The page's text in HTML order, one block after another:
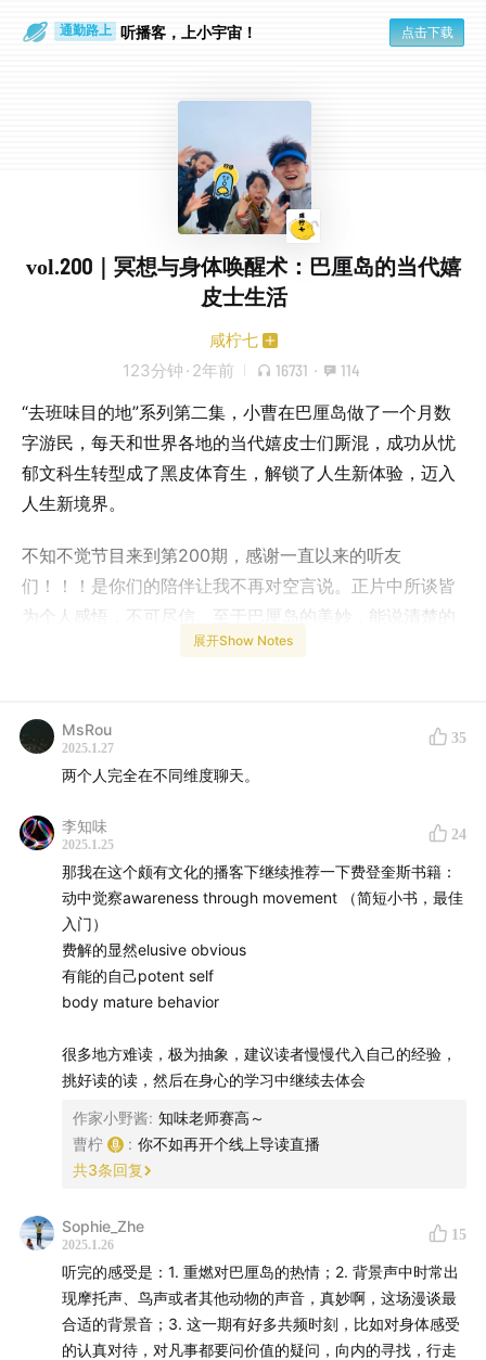
通勤路上 听播客，上小宇宙！ 点击下载
vol.200｜冥想与身体唤醒术：巴厘岛的当代嬉
皮士生活
咸柠七
123分钟 · 2年前 16731 · 114
“去班味目的地”系列第二集，小曹在巴厘岛做了一个月数
字游民，每天和世界各地的当代嬉皮士们厮混，成功从忧
郁文科生转型成了黑皮体育生，解锁了人生新体验，迈入
人生新境界。
不知不觉节目来到第200期，感谢一直以来的听友
们！！！是你们的陪伴让我不再对空言说。正片中所谈皆
为个人感悟，不可尽信。至于巴厘岛的美妙，能说清楚的
我们基本说清楚了，说不清楚的只能保持沉默。
【嘉宾】
在巴厘岛重启人生的神经科学博士、费登奎斯方法老师
公众号/小红书/视频号/小宇宙：在你我的花园里
【你将会听到】
听从本能的感觉逃离纽约
第一世界与第三世界的割裂感
观念上的人生困惑经由身体解放被消解
23:05 减少强迫性，增加自发性
加速和浓缩：现代生活的隐喻
冥想到爆哭是什么体验
展开Show Notes
MsRou
2025.1.27
35
两个人完全在不同维度聊天。
李知味
2025.1.25
24
那我在这个颇有文化的播客下继续推荐一下费登奎斯书籍：
动中觉察awareness through movement （简短小书，最佳
入门）
费解的显然elusive obvious
有能的自己potent self
body mature behavior
很多地方难读，极为抽象，建议读者慢慢代入自己的经验，
挑好读的读，然后在身心的学习中继续去体会
作家小野酱: 知味老师赛高～
曹柠
: 你不如再开个线上导读直播
共3条回复
Sophie_Zhe
2025.1.26
15
听完的感受是：1. 重燃对巴厘岛的热情；2. 背景声中时常出
现摩托声、鸟声或者其他动物的声音，真妙啊，这场漫谈最
合适的背景音；3. 这一期有好多共频时刻，比如对身体感受
的认真对待，对凡事都要问价值的疑问，向内的寻找，行走